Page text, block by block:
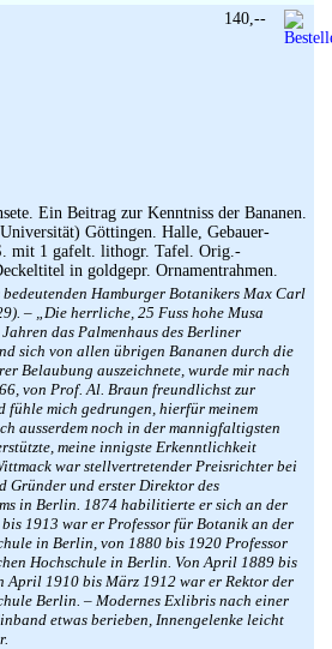
Ein Beitrag zur Kenntniss der Bananen.
Göttingen. Halle, Gebauer-
mit 1 gafelt. lithogr. Tafel. Orig.-
in goldgepr. Ornamentrahmen.
Hamburger Botanikers Max Carl
– „Die herrliche, 25 Fuss hohe Musa
das Palmenhaus des Berliner
sich von allen übrigen Bananen durch die
Belaubung auszeichnete, wurde mir nach
von Prof. Al. Braun freundlichst zur
fühle mich gedrungen, hierfür meinem
ausserdem noch in der mannigfaltigsten
meine innigste Erkenntlichkeit
war stellvertretender Preisrichter bei
Gründer und erster Direktor des
in Berlin. 1874 habilitierte er sich an der
1913 war er Professor für Botanik an der
in Berlin, von 1880 bis 1920 Professor
Hochschule in Berlin. Von April 1889 bis
April 1910 bis März 1912 war er Rektor der
Berlin. – Modernes Exlibris nach einer
etwas berieben, Innengelenke leicht
140,--